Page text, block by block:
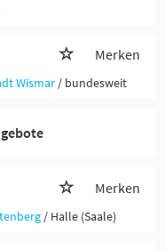
Merken
Wismar / bundesweit
Merken
/ Halle (Saale)